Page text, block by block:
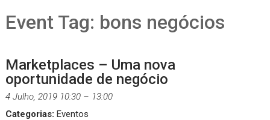
Event Tag: bons negócios
Marketplaces – Uma nova
oportunidade de negócio
4 Julho, 2019 10:30 – 13:00
Categorias: Eventos